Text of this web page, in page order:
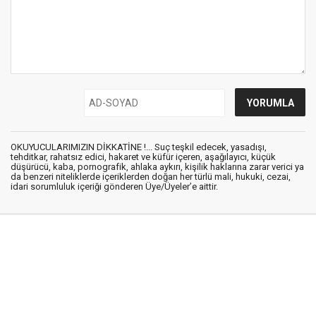
OKUYUCULARIMIZIN DİKKATİNE !... Suç teşkil edecek, yasadışı,
tehditkar, rahatsız edici, hakaret ve küfür içeren, aşağılayıcı, küçük
düşürücü, kaba, pornografik, ahlaka aykırı, kişilik haklarına zarar verici ya
da benzeri niteliklerde içeriklerden doğan her türlü mali, hukuki, cezai,
idari sorumluluk içeriği gönderen Üye/Üyeler’e aittir.